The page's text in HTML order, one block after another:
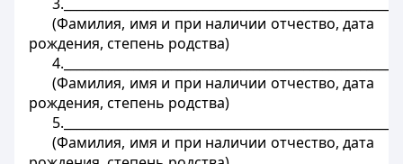
(Фамилия, имя и при наличии отчество, дата
рождения, степень родства)
(Фамилия, имя и при наличии отчество, дата
рождения, степень родства)
(Фамилия, имя и при наличии отчество, дата